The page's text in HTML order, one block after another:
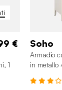
€
1
Soho
Armadio
in metallo